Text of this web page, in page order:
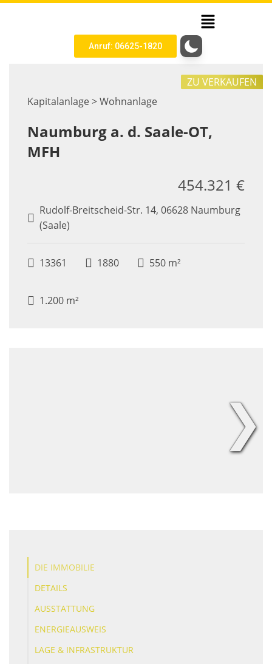
Anruf: 06625-1820
Kapitalanlage > Wohnanlage
ZU VERKAUFEN
Naumburg a. d. Saale-OT,
MFH
Rudolf-Breitscheid-Str. 14, 06628 Naumburg
(Saale)
454.321 €
13361 1880 550 m²
1.200 m²
❯
DIE IMMOBILIE
DETAILS
AUSSTATTUNG
ENERGIEAUSWEIS
LAGE & INFRASTRUKTUR